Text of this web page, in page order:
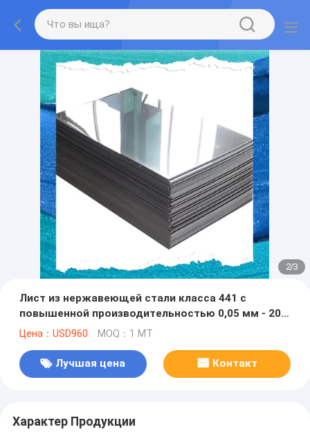
2/3
Лист из нержавеющей стали класса 441 с
повышенной производительностью 0,05 мм - 20
мм
Цена：USD960 MOQ：1 MT
Лучшая цена Контакт
Характер Продукции